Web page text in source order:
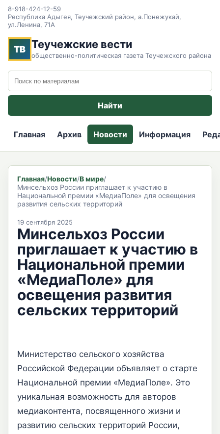
8-918-424-12-59
Республика Адыгея, Теучежский район, а.Понежукай,
ул.Ленина, 71А
ТВ Теучежские вести
общественно-политическая газета Теучежского района
Поиск по сайту
Найти
Главная Архив Новости Информация
Главная/Новости/В мире/
Минсельхоз России приглашает к участию в
Национальной премии «МедиаПоле» для освещения
развития сельских территорий
19 сентября 2025
Минсельхоз России
приглашает к участию в
Национальной премии
«МедиаПоле» для
освещения развития
сельских территорий
Министерство сельского хозяйства
Российской Федерации объявляет о старте
Национальной премии «МедиаПоле». Это
уникальная возможность для авторов
медиаконтента, посвященного жизни и
развитию сельских территорий России,